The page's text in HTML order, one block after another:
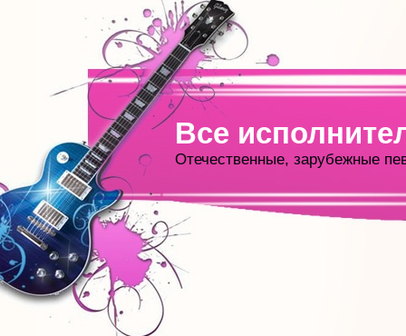
Все
Отечественные, зарубежные